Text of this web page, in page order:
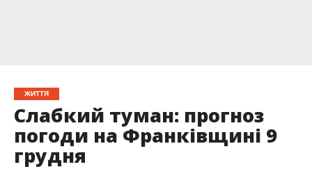
ЖИТТЯ
Слабкий туман: прогноз
погоди на Франківщині 9
грудня